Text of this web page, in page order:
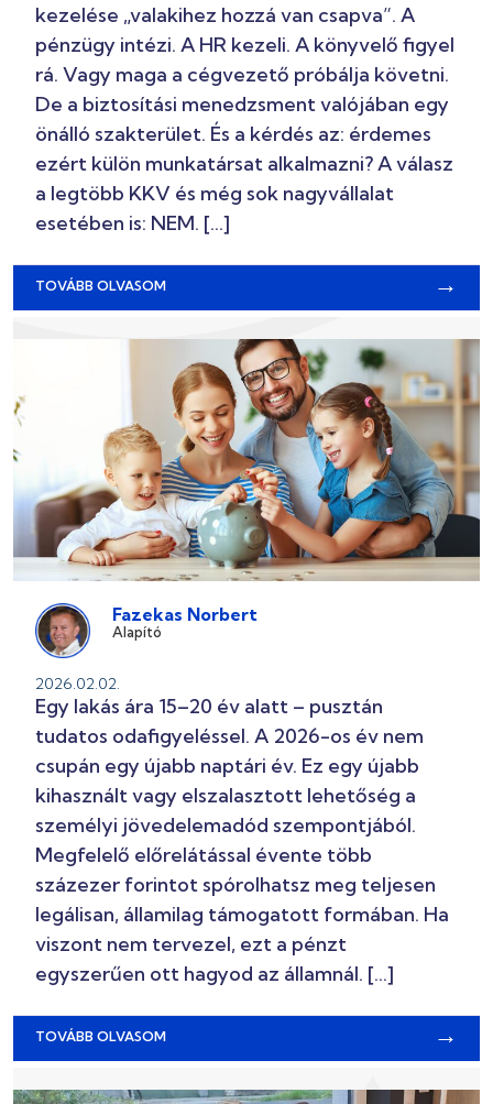
kezelése „valakihez hozzá van csapva”. A
pénzügy intézi. A HR kezeli. A könyvelő figyel
rá. Vagy maga a cégvezető próbálja követni.
De a biztosítási menedzsment valójában egy
önálló szakterület. És a kérdés az: érdemes
ezért külön munkatársat alkalmazni? A válasz
a legtöbb KKV és még sok nagyvállalat
esetében is: NEM. […]
TOVÁBB OLVASOM →
Fazekas Norbert
Alapító
2026.02.02.
Egy lakás ára 15–20 év alatt – pusztán
tudatos odafigyeléssel. A 2026-os év nem
csupán egy újabb naptári év. Ez egy újabb
kihasznált vagy elszalasztott lehetőség a
személyi jövedelemadód szempontjából.
Megfelelő előrelátással évente több
százezer forintot spórolhatsz meg teljesen
legálisan, államilag támogatott formában. Ha
viszont nem tervezel, ezt a pénzt
egyszerűen ott hagyod az államnál. […]
TOVÁBB OLVASOM →